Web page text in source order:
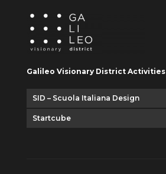
Galileo Visionary District Activities
SID – Scuola Italiana Design
Startcube